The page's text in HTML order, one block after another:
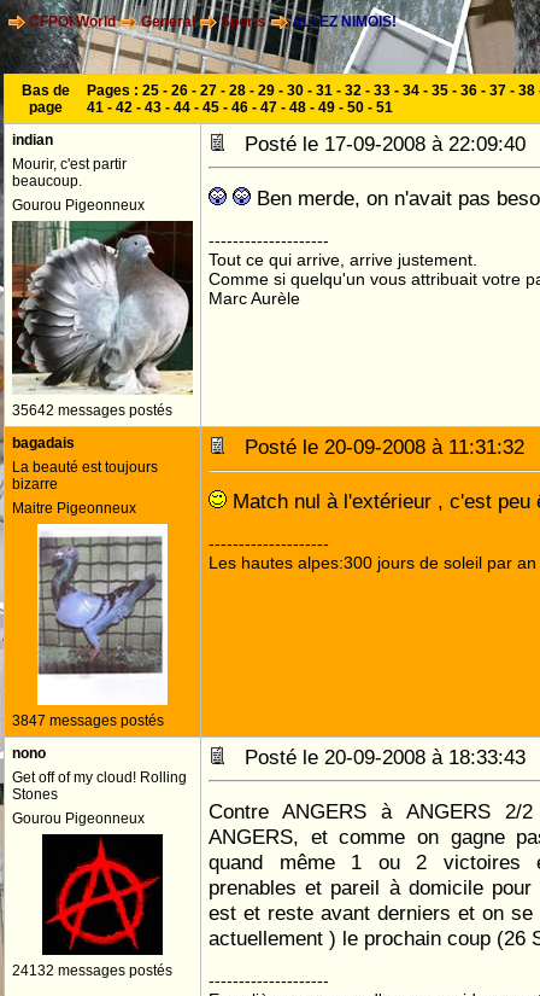
CFPOI World General Sports ALLEZ NIMOIS!
Bas de
page
Pages : 25 - 26 - 27 - 28 - 29 - 30 - 31 - 32 - 33 - 34 - 35 - 36 - 37 - 38
41 - 42 - 43 - 44 - 45 - 46 - 47 - 48 - 49 - 50 - 51
indian
Mourir, c'est partir
beaucoup.
Gourou Pigeonneux
35642 messages postés
Posté le 17-09-2008 à
Ben merde, on n'avait pas
--------------------
Tout ce qui arrive, arrive justement.
Comme si quelqu'un vous attribuait votre
Marc Aurèle
bagadais
La beauté est toujours
bizarre
Maitre Pigeonneux
3847 messages postés
Posté le 20-09-2008 à
Match nul à l'extérieur , c'est
--------------------
Les hautes alpes:300 jours de soleil par an
nono
Get off of my cloud! Rolling
Stones
Gourou Pigeonneux
24132 messages postés
Posté le 20-09-2008 à
Contre ANGERS à ANGERS
ANGERS, et comme on gagne
quand même 1 ou 2 victoires
prenables et pareil à domicile
est et reste avant derniers et on se
actuellement ) le prochain coup (26
--------------------